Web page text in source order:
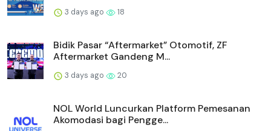
3 days ago 18
Bidik Pasar “Aftermarket” Otomotif, ZF
Aftermarket Gandeng M...
3 days ago 20
NOL World Luncurkan Platform Pemesanan
Akomodasi bagi Pengge...